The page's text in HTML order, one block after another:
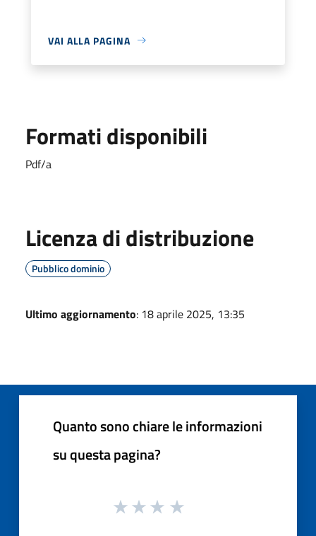
VAI ALLA PAGINA
Formati disponibili
Pdf/a
Licenza di distribuzione
Pubblico dominio
Ultimo aggiornamento: 18 aprile 2025, 13:35
Quanto sono chiare le informazioni
su questa pagina?